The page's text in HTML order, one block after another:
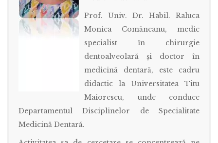
Prof. Univ. Dr. Habil. Raluca
Monica Comăneanu, medic
specialist în chirurgie
dentoalveolară și doctor în
medicină dentară, este cadru
didactic la Universitatea Titu
Maiorescu, unde conduce
Departamentul Disciplinelor de Specialitate
Medicină Dentară.